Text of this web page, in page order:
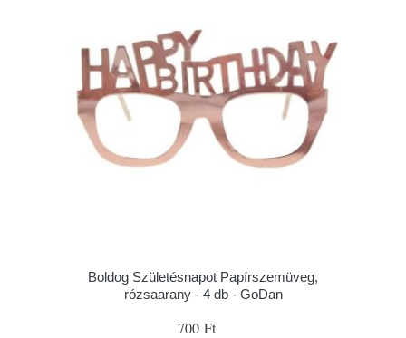
Boldog Születésnapot Papírszemüveg,
rózsaarany - 4 db - GoDan
700 Ft